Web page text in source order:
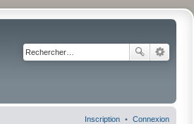
Connexion
Inscription